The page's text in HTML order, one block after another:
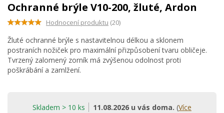
Ochranné brýle V10-200, žluté, Ardon
Hodnocení produktu (20)
Žluté ochranné brýle s nastavitelnou délkou a sklonem
postraních nožiček pro maximální přizpůsobení tvaru obličeje.
Tvrzený zalomený zorník má zvýšenou odolnost proti
poškrábání a zamlžení.
Skladem > 10 ks 11.08.2026 u vás doma. (Více